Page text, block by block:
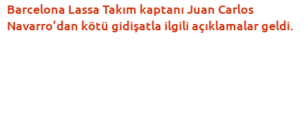
Barcelona Lassa Takım kaptanı Juan Carlos
Navarro’dan kötü gidişatla ilgili açıklamalar geldi.